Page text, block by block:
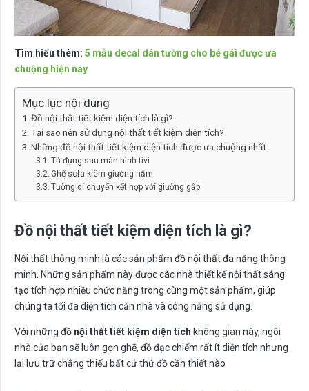
Tìm hiểu thêm: 5 mẫu decal dán tường cho bé gái được ưa
chuộng hiện nay
Mục lục nội dung
Đồ nội thất tiết kiệm diện tích là gì?
Tại sao nên sử dụng nội thất tiết kiệm diện tích?
Những đồ nội thất tiết kiệm diện tích được ưa chuộng nhất
Tủ đựng sau màn hình tivi
Ghế sofa kiêm giường nằm
Tường di chuyển kết hợp với giường gấp
Đồ nội thất tiết kiệm diện tích là gì?
Nội thất thông minh là các sản phẩm đồ nội thất đa năng thông
minh. Những sản phẩm này được các nhà thiết kế nội thất sáng
tạo tích hợp nhiều chức năng trong cùng một sản phẩm, giúp
chúng ta tối đa diện tích căn nhà và công năng sử dụng.
Với những đồ nội thất tiết kiệm diện tích không gian này, ngôi
nhà của bạn sẽ luôn gọn ghẽ, đồ đạc chiếm rất ít diện tích nhưng
lại lưu trữ chẳng thiếu bất cứ thứ đồ cần thiết nào